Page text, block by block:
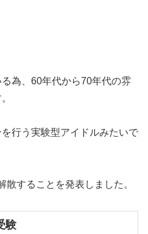
為、60年代から70年代の雰
行う実験型アイドルみたいで
することを発表しました。
験